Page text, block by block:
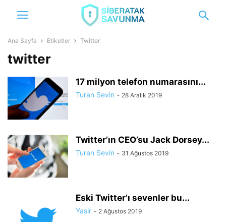
Ana Sayfa Etiketler Twitter
twitter
17 milyon telefon numarasını...
Turan Sevin - 28 Aralık 2019
Twitter’ın CEO’su Jack Dorsey...
Turan Sevin - 31 Ağustos 2019
Eski Twitter’ı sevenler bu...
Yasir - 2 Ağustos 2019